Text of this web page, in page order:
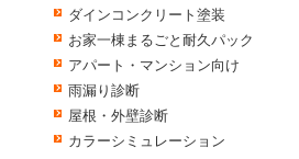
ダインコンクリート塗装
お家一棟まるごと耐久パック
アパート・マンション向け
雨漏り診断
屋根・外壁診断
カラーシミュレーション